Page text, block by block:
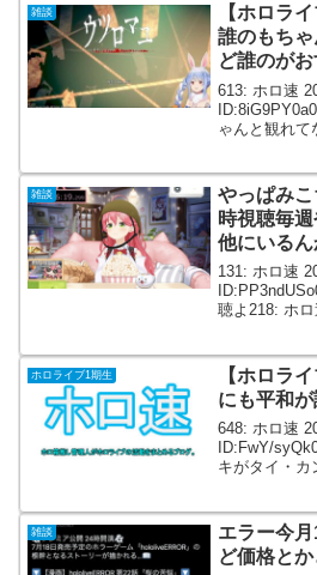
雑談
【ホロラ
誰のもち
ど誰のが
613: ホロ速
ゃんと観れて
め？616: ホ
雑談
やっぱみ
時視聴毎
他にいるん
131: ホロ速
聴よ218: ホ
01:29:58.74
ホロライブ1期生
【ホロラ
にも平和
648: ホロ速
ID:FwY/
キがタイ・カ
活が出来な
分もうニュ
最悪の事態...
雑談
エラー今
ど価格と